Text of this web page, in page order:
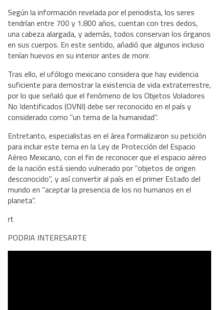
Según la información revelada por el periodista, los seres
tendrían entre 700 y 1.800 años, cuentan con tres dedos,
una cabeza alargada, y además, todos conservan los órganos
en sus cuerpos. En este sentido, añadió que algunos incluso
tenían huevos en su interior antes de morir.
Tras ello, el ufólogo mexicano considera que hay evidencia
suficiente para demostrar la existencia de vida extraterrestre,
por lo que señaló que el fenómeno de los Objetos Voladores
No Identificados (OVNI) debe ser reconocido en el país y
considerado como "un tema de la humanidad".
Entretanto, especialistas en el área formalizaron su petición
para incluir este tema en la Ley de Protección del Espacio
Aéreo Mexicano, con el fin de reconocer que el espacio aéreo
de la nación está siendo vulnerado por "objetos de origen
desconocido", y así convertir al país en el primer Estado del
mundo en "aceptar la presencia de los no humanos en el
planeta".
rt
PODRIA INTERESARTE